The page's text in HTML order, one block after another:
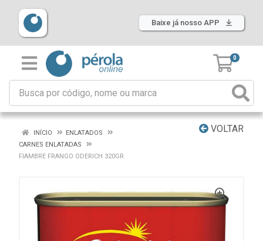
Baixe já nosso APP
0
VOLTAR
INÍCIO
ENLATADOS
CARNES ENLATADAS
FIAMBRE FRANGO ODERICH 320GR